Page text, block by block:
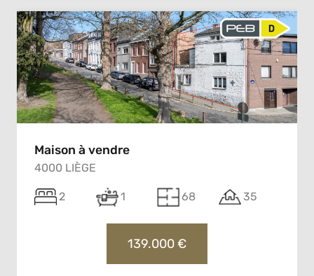
Maison à vendre
4000 LIÈGE
2 1 68 35
139.000 €